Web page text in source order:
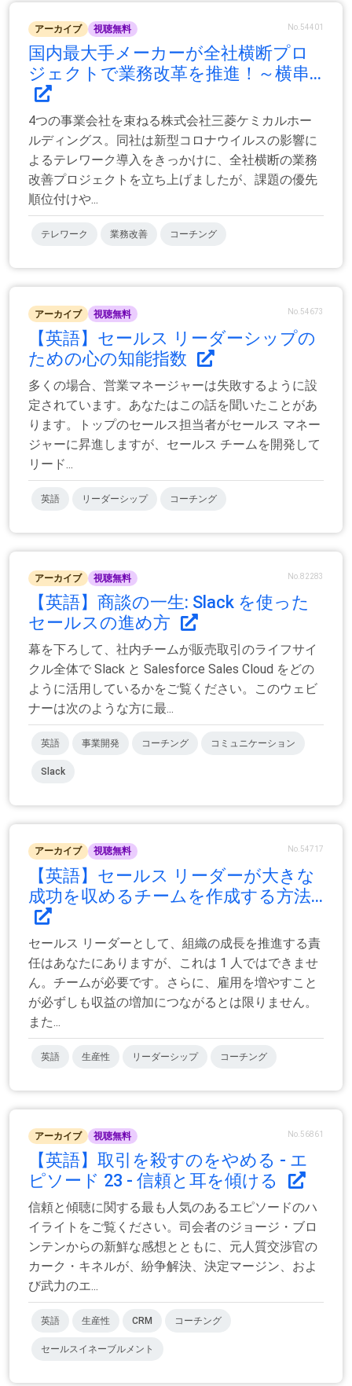
アーカイブ 視聴無料 No.54401
国内最大手メーカーが全社横断プロ
ジェクトで業務改革を推進！～横串...
4つの事業会社を束ねる株式会社三菱ケミカルホー
ルディングス。同社は新型コロナウイルスの影響に
よるテレワーク導入をきっかけに、全社横断の業務
改善プロジェクトを立ち上げましたが、課題の優先
順位付けや...
テレワーク 業務改善 コーチング
アーカイブ 視聴無料 No.54673
【英語】セールス リーダーシップの
ための心の知能指数
多くの場合、営業マネージャーは失敗するように設
定されています。あなたはこの話を聞いたことがあ
ります。トップのセールス担当者がセールス マネー
ジャーに昇進しますが、セールス チームを開発して
リード...
英語 リーダーシップ コーチング
アーカイブ 視聴無料 No.82283
【英語】商談の一生: Slack を使った
セールスの進め方
幕を下ろして、社内チームが販売取引のライフサイ
クル全体で Slack と Salesforce Sales Cloud をどの
ように活用しているかをご覧ください。このウェビ
ナーは次のような方に最...
英語 事業開発 コーチング コミュニケーション
Slack
アーカイブ 視聴無料 No.54717
【英語】セールス リーダーが大きな
成功を収めるチームを作成する方法...
セールス リーダーとして、組織の成長を推進する責
任はあなたにありますが、これは 1 人ではできませ
ん。チームが必要です。さらに、雇用を増やすこと
が必ずしも収益の増加につながるとは限りません。
また...
英語 生産性 リーダーシップ コーチング
アーカイブ 視聴無料 No.56861
【英語】取引を殺すのをやめる - エ
ピソード 23 - 信頼と耳を傾ける
信頼と傾聴に関する最も人気のあるエピソードのハ
イライトをご覧ください。司会者のジョージ・ブロ
ンテンからの新鮮な感想とともに、元人質交渉官の
カーク・キネルが、紛争解決、決定マージン、およ
び武力のエ...
英語 生産性 CRM コーチング
セールスイネーブルメント